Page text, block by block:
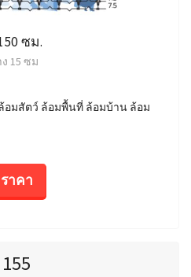
ซม.
15 ซม
อมสัตว์ ล้อมพื้นที่ ล้อมบ้าน ล้อม
าคา